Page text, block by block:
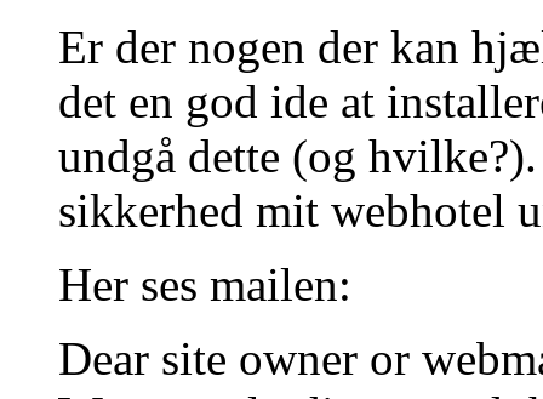
Er der nogen der kan
det en god ide at
undgå dette (og
sikkerhed mit webhotel
Her ses mailen:
Dear site owner or